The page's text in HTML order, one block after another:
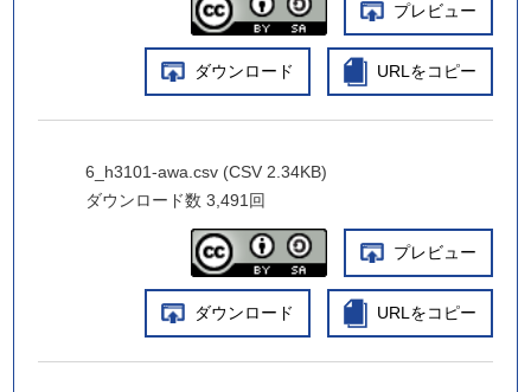
プレビュー
ダウンロード URLをコピー
6_h3101-awa.csv (CSV 2.34KB)
ダウンロード数 3,491回
プレビュー
ダウンロード URLをコピー